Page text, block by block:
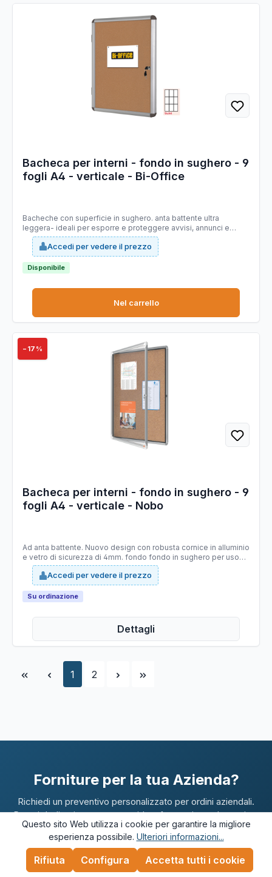
Bacheca per interni - fondo in sughero - 9
fogli A4 - verticale - Bi-Office
Bacheche con superficie in sughero. anta battente ultra
leggera- ideali per esporre e proteggere avvisi, annunci e
comunicazioni importanti. dotate di serratura con chiave e di
anta in robusto acrilico dall'eccellente trasparenza. profonditÓ
interna 18mm. fornite con kit di fissaggio. dimensioni
esterne:72x89,1x3,3cm.
Accedi per vedere il prezzo
Disponibile
Nel carrello
−17%
Bacheca per interni - fondo in sughero - 9
fogli A4 - verticale - Nobo
Ad anta battente. Nuovo design con robusta cornice in alluminio
e vetro di sicurezza di 4mm. fondo fondo in sughero per uso
con puntine. Fissaggio semplice effettuabile da una sola
persona. Serratura con 2 chiavi. Apertura istallabile sia a destra
che a sinistra. f.to 9xa4: dim.est. 1000x752x37mm
Accedi per vedere il prezzo
Su ordinazione
Dettagli
Pagina
1 Pagina
2
Forniture per la tua Azienda?
Richiedi un preventivo personalizzato per ordini aziendali.
Prezzi dedicati, consegna rapida e fatturazione elettronica.
Questo sito Web utilizza i cookie per garantire la migliore
esperienza possibile. Ulteriori informazioni...
Rifiuta Configura Accetta tutti i cookie